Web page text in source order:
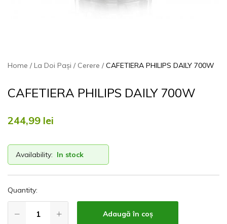
Home La Doi Pași Cerere CAFETIERA PHILIPS DAILY 700W
CAFETIERA PHILIPS DAILY 700W
244,99 lei
Availability: In stock
Quantity:
Adaugă în coș